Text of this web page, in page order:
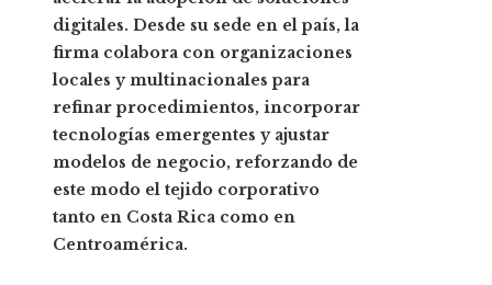
digitales. Desde su sede en el país, la
firma colabora con organizaciones
locales y multinacionales para
refinar procedimientos, incorporar
tecnologías emergentes y ajustar
modelos de negocio, reforzando de
este modo el tejido corporativo
tanto en Costa Rica como en
Centroamérica.